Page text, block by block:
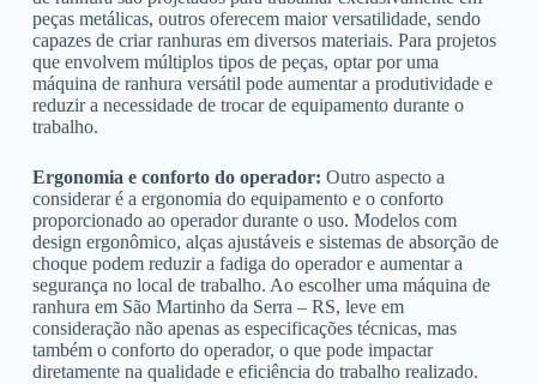
peças metálicas, outros oferecem maior versatilidade, sendo
capazes de criar ranhuras em diversos materiais. Para projetos
que envolvem múltiplos tipos de peças, optar por uma
máquina de ranhura versátil pode aumentar a produtividade e
reduzir a necessidade de trocar de equipamento durante o
trabalho.
Ergonomia e conforto do operador: Outro aspecto a
considerar é a ergonomia do equipamento e o conforto
proporcionado ao operador durante o uso. Modelos com
design ergonômico, alças ajustáveis e sistemas de absorção de
choque podem reduzir a fadiga do operador e aumentar a
segurança no local de trabalho. Ao escolher uma máquina de
ranhura em São Martinho da Serra – RS, leve em
consideração não apenas as especificações técnicas, mas
também o conforto do operador, o que pode impactar
diretamente na qualidade e eficiência do trabalho realizado.